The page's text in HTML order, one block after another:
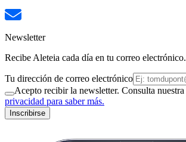
Newsletter
Recibe Aleteia cada día en tu correo electrónico.
Tu dirección de correo electrónico
Acepto recibir la newsletter. Consulta nuestra
privacidad para saber más.
Inscribirse